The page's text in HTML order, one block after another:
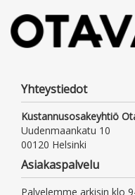
Yhteystiedot
Kustannusosakeyhtiö
Uudenmaankatu 10
00120 Helsinki
Asiakaspalvelu
Palvelemme arkisin klo